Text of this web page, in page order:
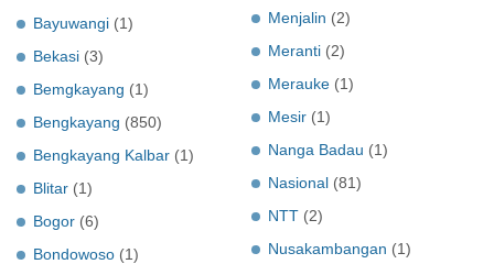
Bayuwangi (1)
Bekasi (3)
Bemgkayang (1)
Bengkayang (850)
Bengkayang Kalbar (1)
Blitar (1)
Bogor (6)
Bondowoso (1)
Menjalin (2)
Meranti (2)
Merauke (1)
Mesir (1)
Nanga Badau (1)
Nasional (81)
NTT (2)
Nusakambangan (1)